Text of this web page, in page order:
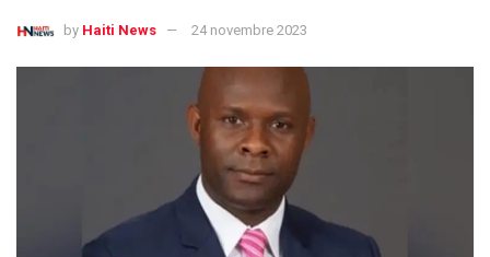
by Haiti News 24 novembre 2023